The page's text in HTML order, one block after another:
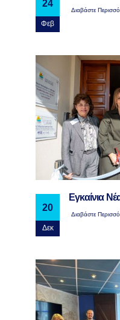
24
Φεβ
Διαβάστε
20
Δεκ
Εγκαίνια
Διαβάστε